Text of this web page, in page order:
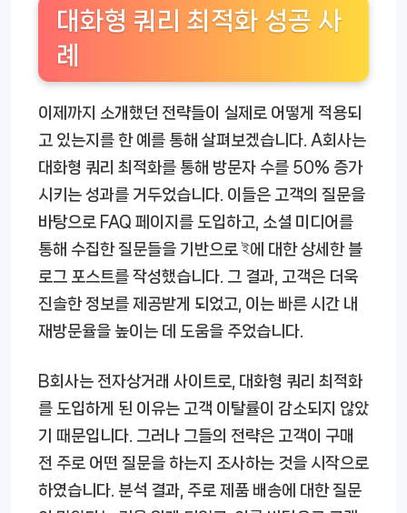
대화형 쿼리 최적화 성공 사
례
이제까지 소개했던 전략들이 실제로 어떻게 적용되
고 있는지를 한 예를 통해 살펴보겠습니다. A회사는
대화형 쿼리 최적화를 통해 방문자 수를 50% 증가
시키는 성과를 거두었습니다. 이들은 고객의 질문을
바탕으로 FAQ 페이지를 도입하고, 소셜 미디어를
통해 수집한 질문들을 기반으로 ই에 대한 상세한 블
로그 포스트를 작성했습니다. 그 결과, 고객은 더욱
진솔한 정보를 제공받게 되었고, 이는 빠른 시간 내
재방문율을 높이는 데 도움을 주었습니다.
B회사는 전자상거래 사이트로, 대화형 쿼리 최적화
를 도입하게 된 이유는 고객 이탈률이 감소되지 않았
기 때문입니다. 그러나 그들의 전략은 고객이 구매
전 주로 어떤 질문을 하는지 조사하는 것을 시작으로
하였습니다. 분석 결과, 주로 제품 배송에 대한 질문